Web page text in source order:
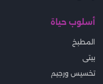
أسلوب حياة
المطبخ
بيتى
تخسيس ورجيم